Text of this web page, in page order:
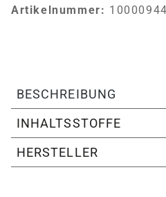
Artikelnummer:
BESCHREIBUNG
INHALTSSTOFFE
HERSTELLER